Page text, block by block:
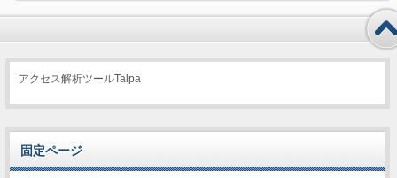
アクセス解析ツールTalpa
固定ページ